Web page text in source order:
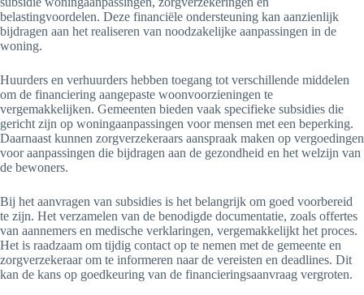
belastingvoordelen. Deze financiële ondersteuning kan aanzienlijk
bijdragen aan het realiseren van noodzakelijke aanpassingen in de
woning.
Huurders en verhuurders hebben toegang tot verschillende middelen
om de financiering aangepaste woonvoorzieningen te
vergemakkelijken. Gemeenten bieden vaak specifieke subsidies die
gericht zijn op woningaanpassingen voor mensen met een beperking.
Daarnaast kunnen zorgverzekeraars aanspraak maken op vergoedingen
voor aanpassingen die bijdragen aan de gezondheid en het welzijn van
de bewoners.
Bij het aanvragen van subsidies is het belangrijk om goed voorbereid
te zijn. Het verzamelen van de benodigde documentatie, zoals offertes
van aannemers en medische verklaringen, vergemakkelijkt het proces.
Het is raadzaam om tijdig contact op te nemen met de gemeente en
zorgverzekeraar om te informeren naar de vereisten en deadlines. Dit
kan de kans op goedkeuring van de financieringsaanvraag vergroten.